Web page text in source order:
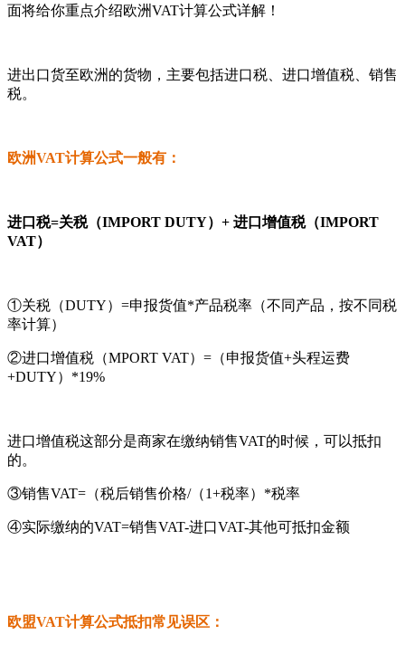
面将给你重点介绍欧洲VAT计算公式详解！
进出口货至欧洲的货物，主要包括进口税、进口增值税、销售
税。
欧洲VAT计算公式一般有：
进口税=关税（IMPORT DUTY）+ 进口增值税（IMPORT
VAT）
①关税（DUTY）=申报货值*产品税率（不同产品，按不同税
率计算）
②进口增值税（MPORT VAT）=（申报货值+头程运费
+DUTY）*19%
进口增值税这部分是商家在缴纳销售VAT的时候，可以抵扣
的。
③销售VAT=（税后销售价格/（1+税率）*税率
④实际缴纳的VAT=销售VAT-进口VAT-其他可抵扣金额
欧盟VAT计算公式抵扣常见误区：